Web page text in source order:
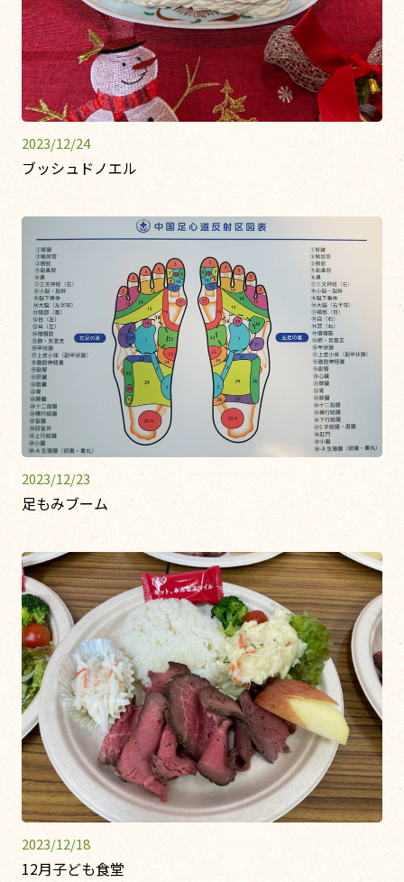
2023/12/24
ブッシュドノエル
2023/12/23
足もみブーム
2023/12/18
12月子ども食堂